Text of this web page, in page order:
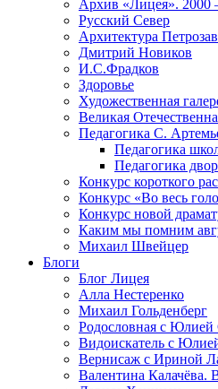
Архив «Лицея». 2000
Русский Север
Архитектура
Дмитрий Новиков
И.С.Фрадков
Здоровье
Художественная
Великая
Педагогика С.
Педагогика
Педагогика
Конкурс короткого
Конкурс «Во весь
Конкурс новой
Каким мы помним
Михаил Швейцер
Блоги
Блог Лицея
Алла Нестеренко
Михаил Гольденберг
Родословная с
Видоискатель с
Вернисаж с Ириной
Валентина Калачёва.